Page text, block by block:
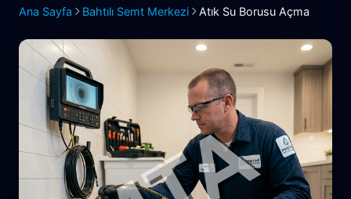
Ana Sayfa Bahtılı Semt Merkezi Atık Su Borusu Açma